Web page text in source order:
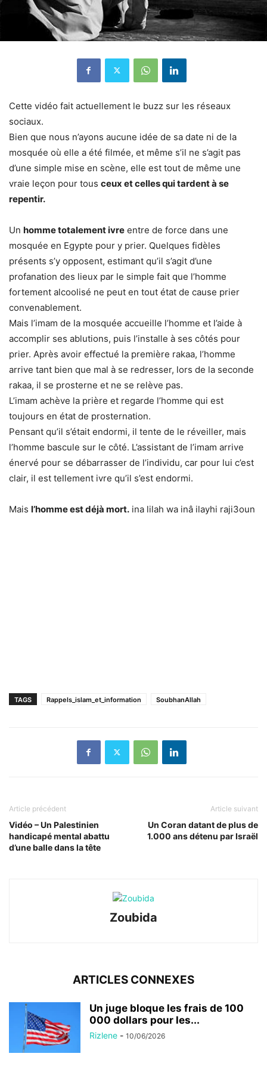
Cette vidéo fait actuellement le buzz sur les réseaux
sociaux.
Bien que nous n’ayons aucune idée de sa date ni de la
mosquée où elle a été filmée, et même s’il ne s’agit pas
d’une simple mise en scène, elle est tout de même une
vraie leçon pour tous ceux et celles qui tardent à se
repentir.
Un homme totalement ivre entre de force dans une
mosquée en Egypte pour y prier. Quelques fidèles
présents s’y opposent, estimant qu’il s’agit d’une
profanation des lieux par le simple fait que l’homme
fortement alcoolisé ne peut en tout état de cause prier
convenablement.
Mais l’imam de la mosquée accueille l’homme et l’aide à
accomplir ses ablutions, puis l’installe à ses côtés pour
prier. Après avoir effectué la première rakaa, l’homme
arrive tant bien que mal à se redresser, lors de la seconde
rakaa, il se prosterne et ne se relève pas.
L’imam achève la prière et regarde l’homme qui est
toujours en état de prosternation.
Pensant qu’il s’était endormi, il tente de le réveiller, mais
l’homme bascule sur le côté. L’assistant de l’imam arrive
énervé pour se débarrasser de l’individu, car pour lui c’est
clair, il est tellement ivre qu’il s’est endormi.
Mais l’homme est déjà mort. ina lilah wa inâ ilayhi raji3oun
TAGS Rappels_islam_et_information SoubhanAllah
Article précédent
Vidéo – Un Palestinien
handicapé mental abattu
d’une balle dans la tête
Article suivant
Un Coran datant de plus de
1.000 ans détenu par Israël
Zoubida
ARTICLES CONNEXES
Un juge bloque les frais de 100
000 dollars pour les...
Rizlene - 10/06/2026